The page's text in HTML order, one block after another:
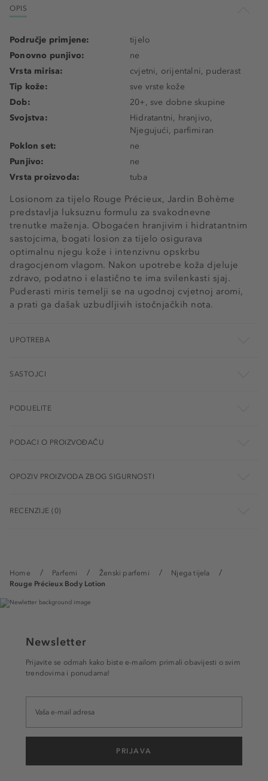
Home Parfemi Ženski parfemi
Njega tijela
Rouge Précieux Body Lotion
OPIS
Losionom za tijelo Rouge Précieux, Jardin Bohème
predstavlja luksuznu formulu za svakodnevne
trenutke maženja. Obogaćen hranjivim i hidratantnim
sastojcima, bogati losion za tijelo osigurava
optimalnu njegu kože i intenzivnu opskrbu
dragocjenom vlagom. Nakon upotrebe koža djeluje
zdravo, podatno i elastično te ima svilenkasti sjaj.
Puderasti miris temelji se na ugodnoj cvjetnoj aromi,
a prati ga dašak uzbudljivih istočnjačkih nota.
Područje primjene:
tijelo
Ponovno punjivo:
ne
Vrsta mirisa:
cvjetni, orijentalni, puderast
Tip kože:
sve vrste kože
Dob:
20+, sve dobne skupine
Svojstva:
Hidratantni, hranjivo,
Njegujući, parfimiran
Poklon set:
ne
Punjivo:
ne
Vrsta proizvoda:
tuba
UPOTREBA
SASTOJCI
PODIJELITE
PODACI O PROIZVOĐAČU
OPOZIV PROIZVODA ZBOG SIGURNOSTI
RECENZIJE (0)
Newsletter
Prijavite se odmah kako biste e-mailom primali obavijesti o svim
trendovima i ponudama!
PRIJAVA